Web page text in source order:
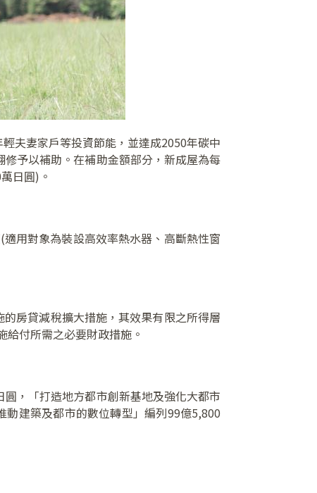
夫妻家戶等投資節能，並達成2050年碳中
予以補助。在補助金額部分，新成屋為每
日圓)。
用對象為裝設高效率熱水器、高斷熱性窗
房貸減稅擴大措施，其效果有限之所得層
付所需之必要財政措施。
，「打造地方都市創新基地及強化大都市
動建築及都市的數位轉型」編列99億5,800